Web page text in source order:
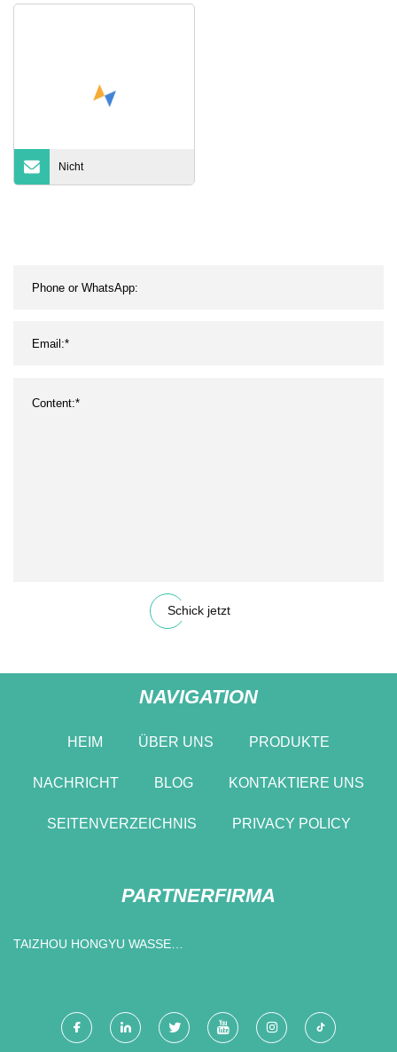
Nicht
Schick jetzt
NAVIGATION
HEIM ÜBER UNS PRODUKTE
NACHRICHT BLOG KONTAKTIERE UNS
SEITENVERZEICHNIS PRIVACY POLICY
PARTNERFIRMA
TAIZHOU HONGYU WASSER